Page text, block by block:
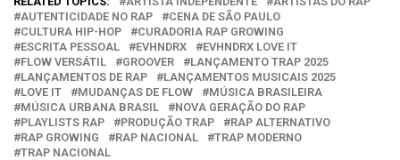
AUTENTICIDADE NO RAP
CENA DE SÃO PAULO
CULTURA HIP-HOP
CURADORIA RAP GROWING
ESCRITA PESSOAL
EVHNDRX
EVHNDRX LOVE IT
FLOW VERSÁTIL
GROOVER
LANÇAMENTO TRAP 2025
LANÇAMENTOS DE RAP
LANÇAMENTOS MUSICAIS 2025
LOVE IT
MUDANÇAS DE FLOW
MÚSICA BRASILEIRA
MÚSICA URBANA BRASIL
NOVA GERAÇÃO DO RAP
PLAYLISTS RAP
PRODUÇÃO TRAP
RAP ALTERNATIVO
RAP GROWING
RAP NACIONAL
TRAP MODERNO
TRAP NACIONAL